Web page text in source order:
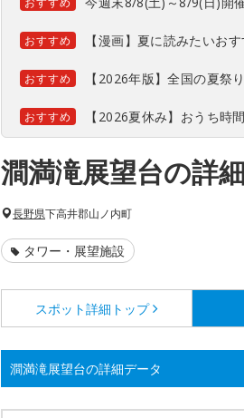
おすすめ 【漫画】夏に読みたいお
おすすめ 【2026年版】全国の夏祭
おすすめ 【2026夏休み】おうち時
澗満滝展望台の詳
長野県下高井郡山ノ内町
タワー・展望施設
スポット詳細 トップ
澗満滝展望台の詳細データ